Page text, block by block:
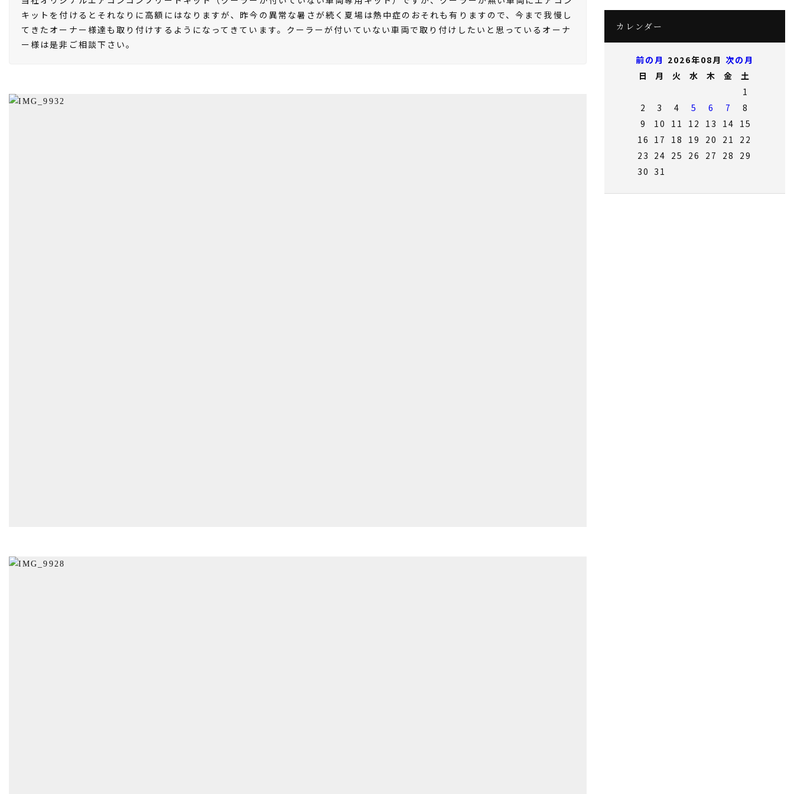
カレンダー
前の月 2026年08月 次の月
日
月 火 水 木 金
土
1
2
3 4 5 6 7
8
9
10 11 12 13 14 15
16 17 18 19 20 21
22
23 24 25 26 27 28
29
30 31
キットを付けるとそれなりに高額にはなりますが、昨今の異常な暑さが続く夏場は熱中症のおそれも有りますので、今まで我慢し
てきたオーナー様達も取り付けするようになってきています。クーラーが付いていない車両で取り付けしたいと思っているオーナ
ー様は是非ご相談下さい。